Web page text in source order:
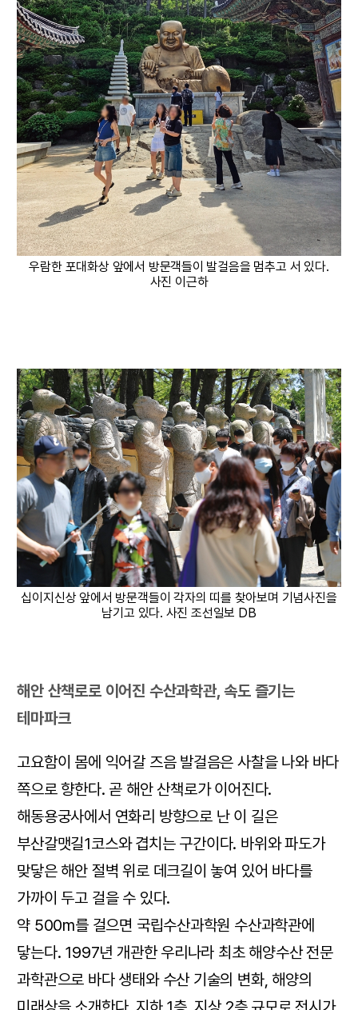
우람한 포대화상 앞에서 방문객들이 발걸음을 멈추고 서 있다.
사진 이근하
십이지신상 앞에서 방문객들이 각자의 띠를 찾아보며 기념사진을
남기고 있다. 사진 조선일보 DB
해안 산책로로 이어진 수산과학관, 속도 즐기는
테마파크
고요함이 몸에 익어갈 즈음 발걸음은 사찰을 나와 바다
쪽으로 향한다. 곧 해안 산책로가 이어진다.
해동용궁사에서 연화리 방향으로 난 이 길은
부산갈맷길1코스와 겹치는 구간이다. 바위와 파도가
맞닿은 해안 절벽 위로 데크길이 놓여 있어 바다를
가까이 두고 걸을 수 있다.
약 500m를 걸으면 국립수산과학원 수산과학관에
닿는다. 1997년 개관한 우리나라 최초 해양수산 전문
과학관으로 바다 생태와 수산 기술의 변화, 해양의